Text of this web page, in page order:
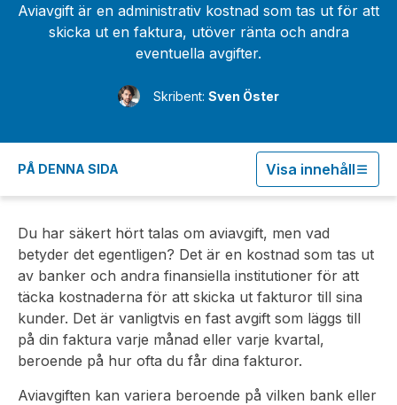
Aviavgift är en administrativ kostnad som tas ut för att
skicka ut en faktura, utöver ränta och andra
eventuella avgifter.
Skribent: Sven Öster
PÅ DENNA SIDA Visa innehåll
Du har säkert hört talas om aviavgift, men vad
betyder det egentligen? Det är en kostnad som tas ut
av banker och andra finansiella institutioner för att
täcka kostnaderna för att skicka ut fakturor till sina
kunder. Det är vanligtvis en fast avgift som läggs till
på din faktura varje månad eller varje kvartal,
beroende på hur ofta du får dina fakturor.
Aviavgiften kan variera beroende på vilken bank eller